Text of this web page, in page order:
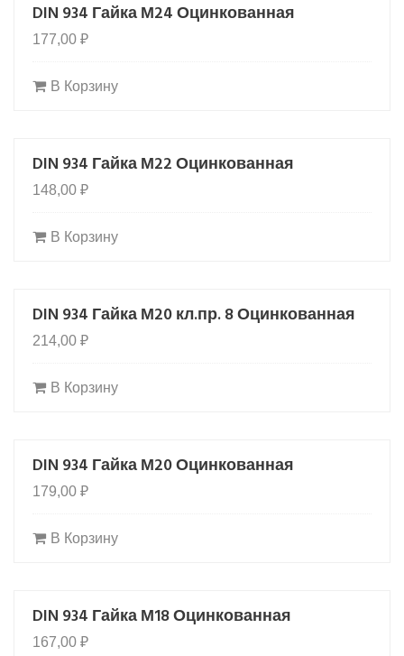
DIN 934 Гайка М24 Оцинкованная
177,00 ₽
В Корзину
DIN 934 Гайка М22 Оцинкованная
148,00 ₽
В Корзину
DIN 934 Гайка М20 кл.пр. 8 Оцинкованная
214,00 ₽
В Корзину
DIN 934 Гайка М20 Оцинкованная
179,00 ₽
В Корзину
DIN 934 Гайка М18 Оцинкованная
167,00 ₽